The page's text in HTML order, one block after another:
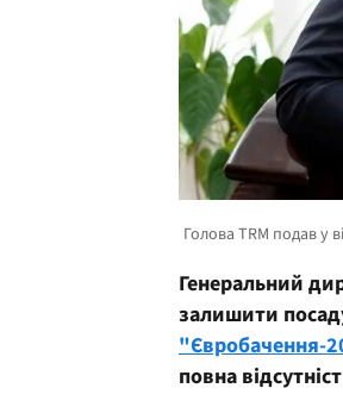
Генеральний
залишити
"Євробачення-
повна